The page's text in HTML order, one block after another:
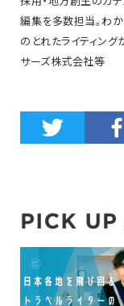
編集を多数担当。わか
のとれたライティング
サーズ株式会社等